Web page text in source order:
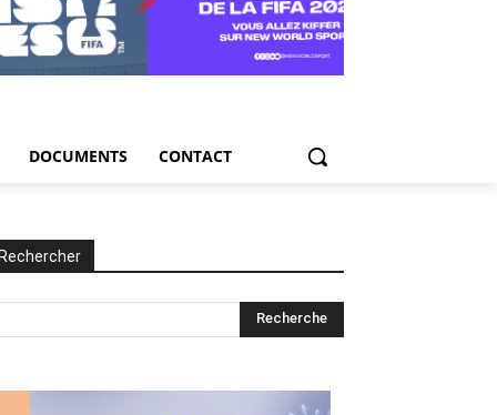
DOCUMENTS CONTACT